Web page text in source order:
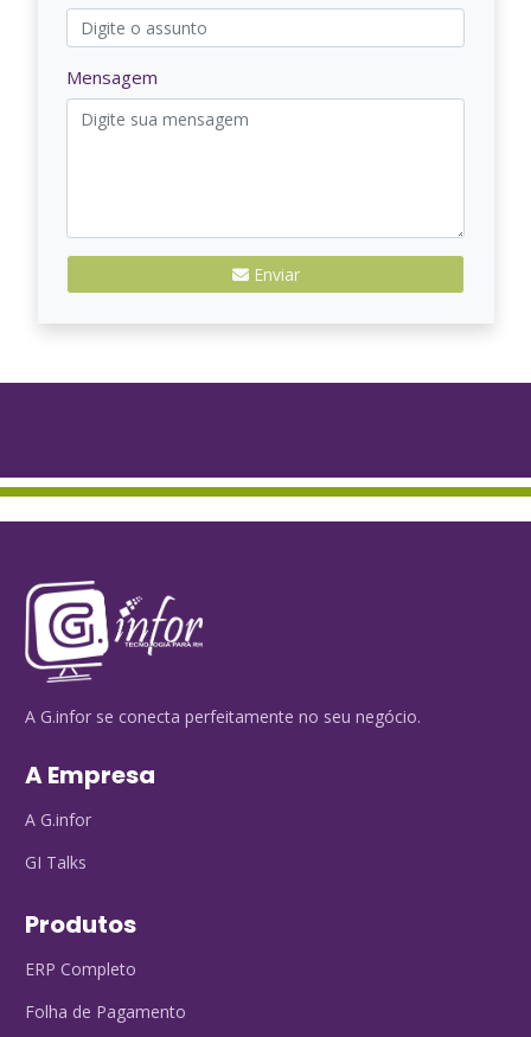
Mensagem
Enviar
A G.infor se conecta perfeitamente no seu negócio.
A Empresa
A G.infor
GI Talks
Produtos
ERP Completo
Folha de Pagamento